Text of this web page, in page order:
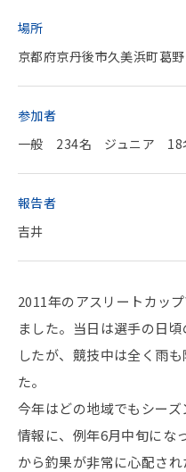
場所
京都府京丹後市久美浜町葛野
参加者
一般 234名 ジュニア 18
報告者
吉井
2011年のアスリートカッ
ました。当日は選手の日
したが、競技中は全く雨
た。
今年はどの地域でもシー
情報に、例年6月中旬にな
から釣果が非常に心配さ